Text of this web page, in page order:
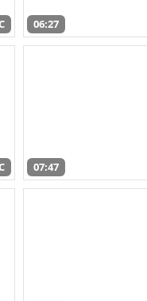
06:27
07:47